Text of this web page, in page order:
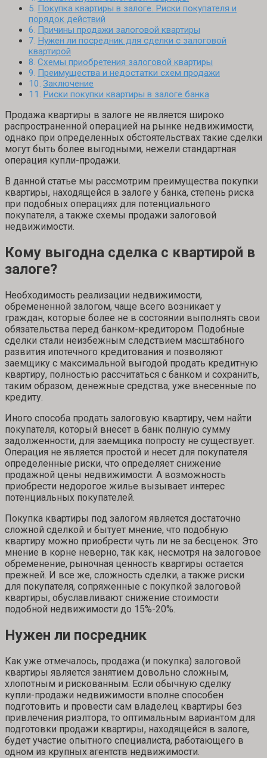
Покупка квартиры в залоге. Риски покупателя и
порядок действий
Причины продажи залоговой квартиры
Нужен ли посредник для сделки с залоговой
квартирой
Схемы приобретения залоговой квартиры
Преимущества и недостатки схем продажи
Заключение
Риски покупки квартиры в залоге банка
Продажа квартиры в залоге не является широко
распространенной операцией на рынке недвижимости,
однако при определенных обстоятельствах такие сделки
могут быть более выгодными, нежели стандартная
операция купли-продажи.
В данной статье мы рассмотрим преимущества покупки
квартиры, находящейся в залоге у банка, степень риска
при подобных операциях для потенциального
покупателя, а также схемы продажи залоговой
недвижимости.
Кому выгодна сделка с квартирой в
залоге?
Необходимость реализации недвижимости,
обремененной залогом, чаще всего возникает у
граждан, которые более не в состоянии выполнять свои
обязательства перед банком-кредитором. Подобные
сделки стали неизбежным следствием масштабного
развития ипотечного кредитования и позволяют
заемщику с максимальной выгодой продать кредитную
квартиру, полностью рассчитаться с банком и сохранить,
таким образом, денежные средства, уже внесенные по
кредиту.
Иного способа продать залоговую квартиру, чем найти
покупателя, который внесет в банк полную сумму
задолженности, для заемщика попросту не существует.
Операция не является простой и несет для покупателя
определенные риски, что определяет снижение
продажной цены недвижимости. А возможность
приобрести недорогое жилье вызывает интерес
потенциальных покупателей.
Покупка квартиры под залогом является достаточно
сложной сделкой и бытует мнение, что подобную
квартиру можно приобрести чуть ли не за бесценок. Это
мнение в корне неверно, так как, несмотря на залоговое
обременение, рыночная ценность квартиры остается
прежней. И все же, сложность сделки, а также риски
для покупателя, сопряженные с покупкой залоговой
квартиры, обуславливают снижение стоимости
подобной недвижимости до 15%-20%.
Нужен ли посредник
Как уже отмечалось, продажа (и покупка) залоговой
квартиры является занятием довольно сложным,
хлопотным и рискованным. Если обычную сделку
купли-продажи недвижимости вполне способен
подготовить и провести сам владелец квартиры без
привлечения риэлтора, то оптимальным вариантом для
подготовки продажи квартиры, находящейся в залоге,
будет участие опытного специалиста, работающего в
одном из крупных агентств недвижимости.